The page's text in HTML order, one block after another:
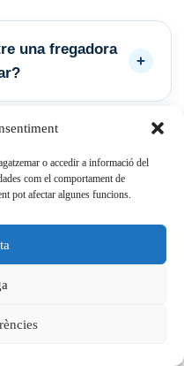
o accedir a informació del
com el comportament de
pot afectar algunes funcions.
una fregadora